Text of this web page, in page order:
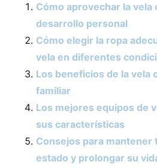
Cómo aprovechar la
desarrollo personal
Cómo elegir la ropa
vela en diferentes
Los beneficios de la vela
familiar
Los mejores equipos de
sus características
Consejos para mantener
estado y prolongar su